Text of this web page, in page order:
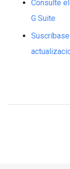
Consulte
G Suite